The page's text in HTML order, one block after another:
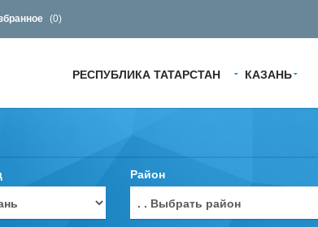
(0)
РЕСПУБЛИКА ТАТАРСТАН КАЗАНЬ
Район
. . Выбрать район